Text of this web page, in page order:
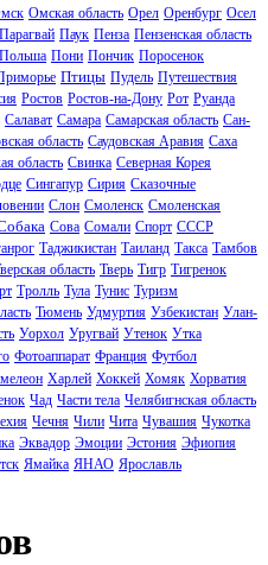
Омская область Орел Оренбург Осел
Парагвай Паук Пенза Пензенская область
Польша Пони Пончик Поросенок
Птицы Пудель Путешествия
Ростов Ростов-на-Дону Рот Руанда
Салават Самара Самарская область Сан-
область Саудовская Аравия Саха
область Свинка Северная Корея
Сингапур Сирия Сказочные
Слон Смоленск Смоленская
Сова Сомали Спорт СССР
Таджикистан Таиланд Такса Тамбов
область Тверь Тигр Тигренок
Тролль Тула Тунис Туризм
Тюмень Удмуртия Узбекистан Улан-
Уорхол Уругвай Утенок Утка
Фотоаппарат Франция Футбол
Харлей Хоккей Хомяк Хорватия
Чад Части тела Челябигнская область
Чечня Чили Чита Чувашия Чукотка
Эквадор Эмоции Эстония Эфиопия
Ямайка ЯНАО Ярославль